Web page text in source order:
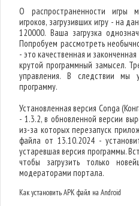
О распространенности игры
игроков, загрузивших игру - на
120000. Ваша загрузка
Попробуем рассмотреть
- это качественная и
крутой программный замысел.
управления. В следствии мы
программу.
Установленная версия Conga
- 1.3.2, в обновленной версии
из-за которых перезапуск
файла от 13.10.2024 -
устаревшая версия программы.
чтобы загрузить только
модераторами портала.
Как установить APK файл на Android